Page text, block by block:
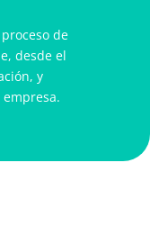
de
desde el
y